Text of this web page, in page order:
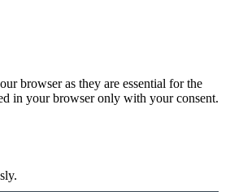
browser as they are essential for the
in your browser only with your consent.